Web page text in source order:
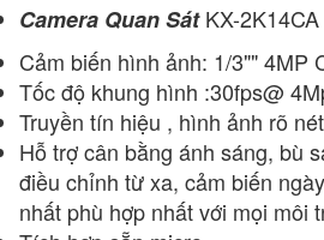
Camera Quan SátKX-2K14CA
Cảm biến hình ảnh: 1/3"" 4MP
Tốc độ khung hình :30fps@
Truyền tín hiệu , hình ảnh rõ
Hỗ trợ cân bằng ánh sáng, bù
điều chỉnh từ xa, cảm biến
nhất phù hợp nhất với mọi môi